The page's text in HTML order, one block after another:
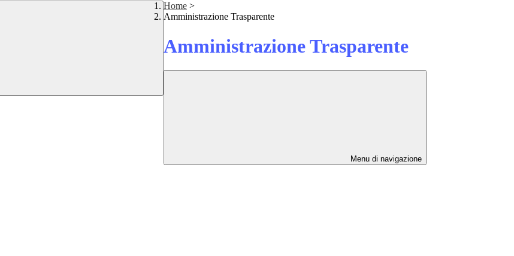
Home >
Amministrazione Trasparente
Amministrazione Trasparente
Menu di navigazione